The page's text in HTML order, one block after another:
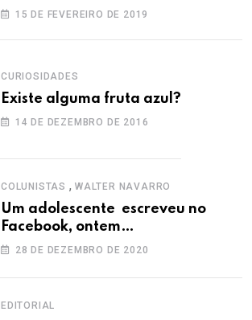
15 DE FEVEREIRO DE 2019
CURIOSIDADES
Existe alguma fruta azul?
14 DE DEZEMBRO DE 2016
COLUNISTAS , WALTER NAVARRO
Um adolescente escreveu no
Facebook, ontem…
28 DE DEZEMBRO DE 2020
EDITORIAL